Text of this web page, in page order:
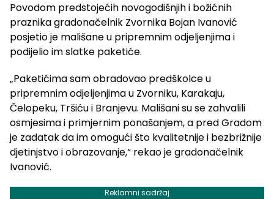
Povodom predstojećih novogodišnjih i božićnih
praznika gradonačelnik Zvornika Bojan Ivanović
posjetio je mališane u pripremnim odjeljenjima i
podijelio im slatke paketiće.
„Paketićima sam obradovao predškolce u
pripremnim odjeljenjima u Zvorniku, Karakaju,
Čelopeku, Tršiću i Branjevu. Mališani su se zahvalili
osmjesima i primjernim ponašanjem, a pred Gradom
je zadatak da im omogući što kvalitetnije i bezbrižnije
djetinjstvo i obrazovanje,“ rekao je gradonačelnik
Ivanović.
Reklamni sadržaj